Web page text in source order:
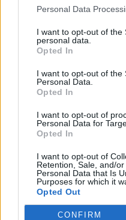
Personal Data
I want to opt-out of the
personal data.
Opted In
I want to opt-out of the
Personal Data.
Opted In
I want to opt-out of
Personal Data for
Opted In
I want to opt-out of
Retention, Sale, and/
Personal Data that Is
Purposes for which it
Opted Out
CONFIRM
Solar
7 de Agosto
Atleta
qual o
6 de Agosto